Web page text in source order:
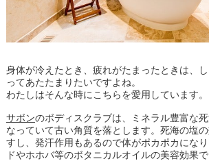
身体が冷えたとき、疲れがたまったときは、
ってあたたまりたいですよね。
わたしはそんな時にこちらを愛用しています。
サボンのボディスクラブは、ミネラル豊富な
なっていて古い角質を落とします。死海の塩
すし、発汗作用もあるので体がポカポカにな
ドやホホバ等のボタニカルオイルの美容効果